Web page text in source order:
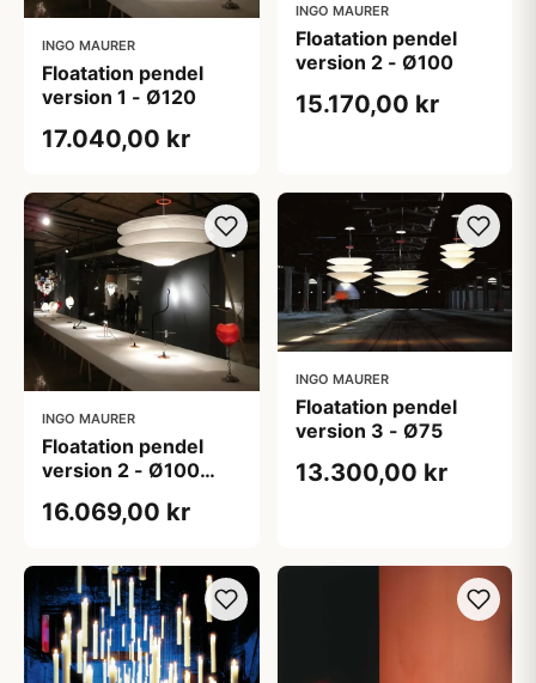
INGO MAURER
Floatation pendel
version 1 - Ø120
17.040,00 kr
INGO MAURER
Floatation pendel
version 2 - Ø100
15.170,00 kr
INGO MAURER
Floatation pendel
version 2 - Ø100
16.069,00 kr
INGO MAURER
Floatation pendel
version 3 - Ø75
13.300,00 kr